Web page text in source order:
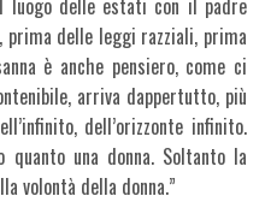
prima delle leggi razziali, prima
è anche pensiero, come ci
arriva dappertutto, più
dell’orizzonte infinito.
una donna. Soltanto la
volontà della donna.”